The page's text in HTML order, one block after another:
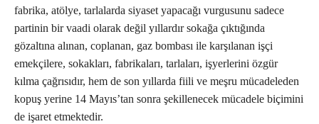
fabrika, atölye, tarlalarda siyaset yapacağı vurgusunu sadece
partinin bir vaadi olarak değil yıllardır sokağa çıktığında
gözaltına alınan, coplanan, gaz bombası ile karşılanan işçi
emekçilere, sokakları, fabrikaları, tarlaları, işyerlerini özgür
kılma çağrısıdır, hem de son yıllarda fiili ve meşru mücadeleden
kopuş yerine 14 Mayıs’tan sonra şekillenecek mücadele biçimini
de işaret etmektedir.